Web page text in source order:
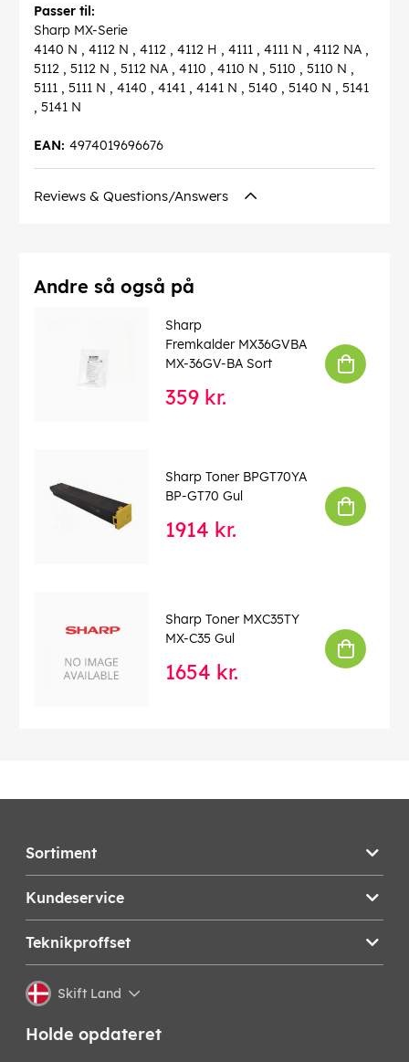
Passer til:
Sharp MX-Serie
4140 N , 4112 N , 4112 , 4112 H , 4111 , 4111 N , 4112 NA ,
5112 , 5112 N , 5112 NA , 4110 , 4110 N , 5110 , 5110 N ,
5111 , 5111 N , 4140 , 4141 , 4141 N , 5140 , 5140 N , 5141
, 5141 N
4974019696676
EAN:
Reviews & Questions/Answers
Andre så også på
Sharp
Fremkalder MX36GVBA
MX-36GV-BA Sort
359 kr.
Sharp Toner BPGT70YA
BP-GT70 Gul
1914 kr.
Sharp Toner MXC35TY
MX-C35 Gul
1654 kr.
Sortiment
Kundeservice
Teknikproffset
Skift Land
Holde opdateret